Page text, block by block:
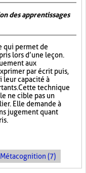
des apprentissages
qui permet de
lors d’une leçon.
aux
par écrit puis,
leur capacité à
Cette technique
ne cible pas un
Elle demande à
jugement quant
Métacognition (7)